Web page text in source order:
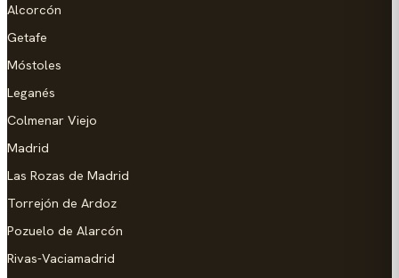
Alcorcón
Getafe
Móstoles
Leganés
Colmenar Viejo
Madrid
Las Rozas de Madrid
Torrejón de Ardoz
Pozuelo de Alarcón
Rivas-Vaciamadrid